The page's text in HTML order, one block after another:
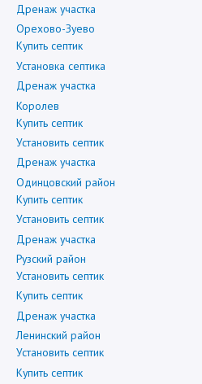
Дренаж участка
Орехово-Зуево
Купить септик
Установка септика
Дренаж участка
Королев
Купить септик
Установить септик
Дренаж участка
Одинцовский район
Купить септик
Установить септик
Дренаж участка
Рузский район
Установить септик
Купить септик
Дренаж участка
Ленинский район
Установить септик
Купить септик